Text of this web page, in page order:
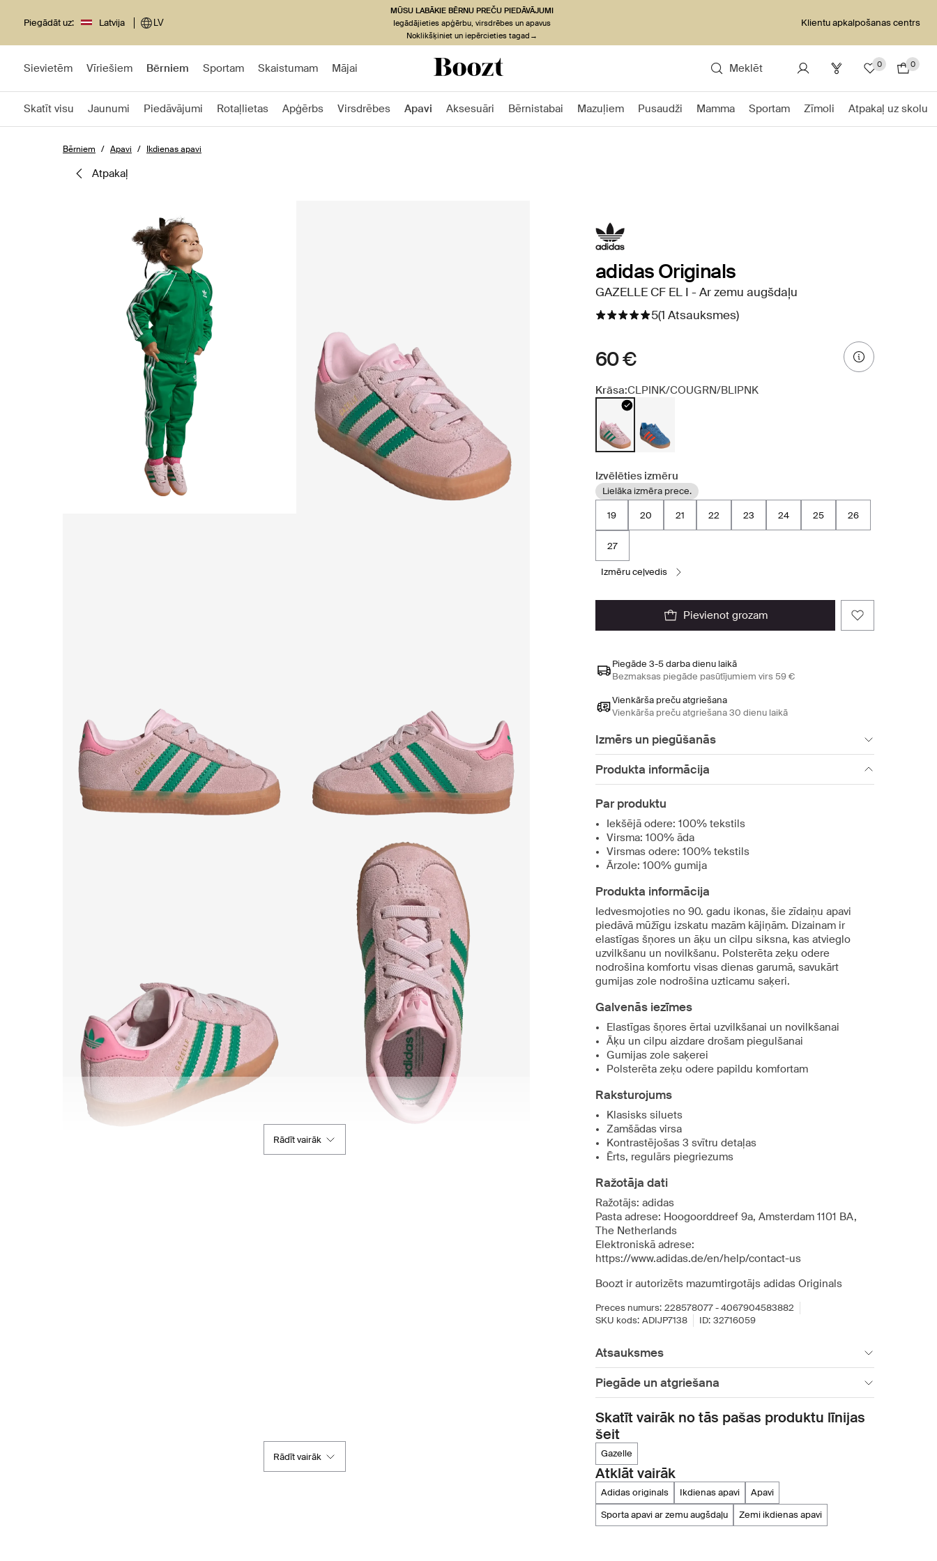
Piegādāt uz: Latvija LV
MŪSU LABĀKIE BĒRNU PREČU PIEDĀVĀJUMI
Iegādājieties apģērbu, virsdrēbes un apavus
Noklikšķiniet un iepērcieties tagad→
Klientu apkalpošanas centrs
Sievietēm Vīriešiem Bērniem Sportam Skaistumam Mājai Meklēt 0 0
Skatīt visu Jaunumi Piedāvājumi Rotaļlietas Apģērbs Virsdrēbes Apavi Aksesuāri Bērnistabai Mazuļiem Pusaudži Mamma Sportam Zīmoli Atpakaļ uz skolu
Bērniem Apavi Ikdienas apavi
atpakaļ
Rādīt vairāk
Rādīt vairāk
adidas Originals
GAZELLE CF EL I - Ar zemu augšdaļu
5(1 Atsauksmes)
60 €
Krāsa:CLPINK/COUGRN/BLIPNK
Izvēlēties izmēru
Lielāka izmēra prece.
19 20 21 22 23 24 25 26
27
izmēru ceļvedis
pievienot grozam
Piegāde 3-5 darba dienu laikā
Bezmaksas piegāde pasūtījumiem virs 59 €
Vienkārša preču atgriešana
Vienkārša preču atgriešana 30 dienu laikā
Izmērs un piegūšanās
Produkta informācija
Par produktu
Iekšējā odere: 100% tekstils
Virsma: 100% āda
Virsmas odere: 100% tekstils
Ārzole: 100% gumija
Produkta informācija
Iedvesmojoties no 90. gadu ikonas, šie zīdaiņu apavi
piedāvā mūžīgu izskatu mazām kājiņām. Dizainam ir
elastīgas šņores un āķu un cilpu siksna, kas atvieglo
uzvilkšanu un novilkšanu. Polsterēta zeķu odere
nodrošina komfortu visas dienas garumā, savukārt
gumijas zole nodrošina uzticamu saķeri.
Galvenās iezīmes
Elastīgas šņores ērtai uzvilkšanai un novilkšanai
Āķu un cilpu aizdare drošam piegulšanai
Gumijas zole saķerei
Polsterēta zeķu odere papildu komfortam
Raksturojums
Klasisks siluets
Zamšādas virsa
Kontrastējošas 3 svītru detaļas
Ērts, regulārs piegriezums
Ražotāja dati
Ražotājs: adidas
Pasta adrese: Hoogoorddreef 9a, Amsterdam 1101 BA,
The Netherlands
Elektroniskā adrese:
https://www.adidas.de/en/help/contact-us
Boozt ir autorizēts mazumtirgotājs adidas Originals
Preces numurs: 228578077 - 4067904583882
SKU kods: ADIJP7138 ID: 32716059
Atsauksmes
Piegāde un atgriešana
Skatīt vairāk no tās pašas produktu līnijas
šeit
gazelle
Atklāt vairāk
adidas originals ikdienas apavi
apavi
sporta apavi ar zemu augšdaļu
zemi ikdienas apavi